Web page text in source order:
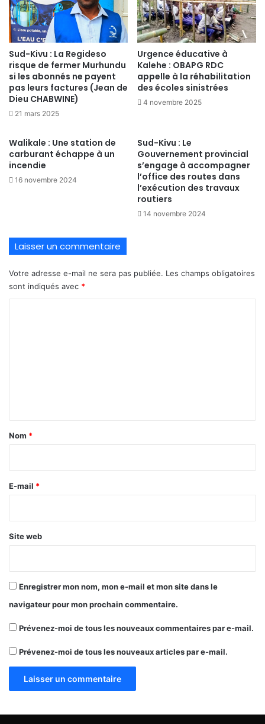
Sud-Kivu : La Regideso
risque de fermer Murhundu
si les abonnés ne payent
pas leurs factures (Jean de
Dieu CHABWINE)
21 mars 2025
Urgence éducative à
Kalehe : OBAPG RDC
appelle à la réhabilitation
des écoles sinistrées
4 novembre 2025
Walikale : Une station de
carburant échappe à un
incendie
16 novembre 2024
Sud-Kivu : Le
Gouvernement provincial
s’engage à accompagner
l’office des routes dans
l’exécution des travaux
routiers
14 novembre 2024
Laisser un commentaire
Votre adresse e-mail ne sera pas publiée. Les champs obligatoires
sont indiqués avec *
a
e
Nom *
E-mail *
Site web
Enregistrer mon nom, mon e-mail et mon site dans le
navigateur pour mon prochain commentaire.
Prévenez-moi de tous les nouveaux commentaires par e-mail.
Prévenez-moi de tous les nouveaux articles par e-mail.